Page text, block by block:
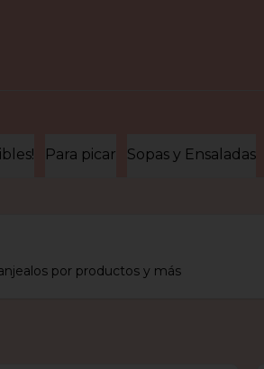
Para picar Sopas y Ensaladas
por productos y más